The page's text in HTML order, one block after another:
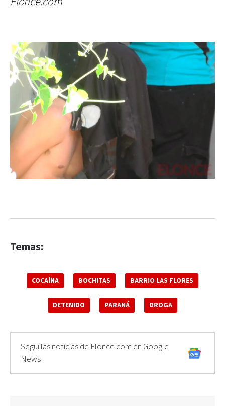
Temas:
COCAÍNA BOCHITAS BARRIO LAS FLORES
DETENIDO PARANÁ DROGA
Seguí las noticias de Elonce.com en Google
News